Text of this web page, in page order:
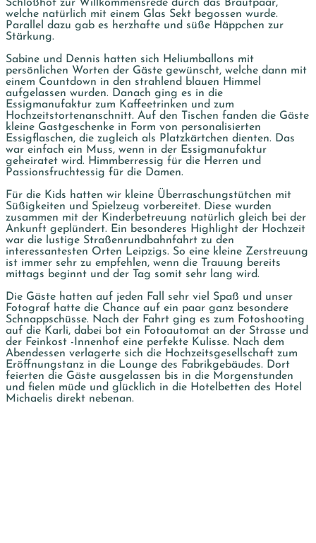
Schloßhof zur Willkommensrede durch das Brautpaar,
welche natürlich mit einem Glas Sekt begossen wurde.
Parallel dazu gab es herzhafte und süße Häppchen zur
Stärkung.
Sabine und Dennis hatten sich Heliumballons mit
persönlichen Worten der Gäste gewünscht, welche dann mit
einem Countdown in den strahlend blauen Himmel
aufgelassen wurden. Danach ging es in die
Essigmanufaktur zum Kaffeetrinken und zum
Hochzeitstortenanschnitt. Auf den Tischen fanden die Gäste
kleine Gastgeschenke in Form von personalisierten
Essigflaschen, die zugleich als Platzkärtchen dienten. Das
war einfach ein Muss, wenn in der Essigmanufaktur
geheiratet wird. Himmberressig für die Herren und
Passionsfruchtessig für die Damen.
Für die Kids hatten wir kleine Überraschungstütchen mit
Süßigkeiten und Spielzeug vorbereitet. Diese wurden
zusammen mit der Kinderbetreuung natürlich gleich bei der
Ankunft geplündert. Ein besonderes Highlight der Hochzeit
war die lustige Straßenrundbahnfahrt zu den
interessantesten Orten Leipzigs. So eine kleine Zerstreuung
ist immer sehr zu empfehlen, wenn die Trauung bereits
mittags beginnt und der Tag somit sehr lang wird.
Die Gäste hatten auf jeden Fall sehr viel Spaß und unser
Fotograf hatte die Chance auf ein paar ganz besondere
Schnappschüsse. Nach der Fahrt ging es zum Fotoshooting
auf die Karli, dabei bot ein Fotoautomat an der Strasse und
der Feinkost -Innenhof eine perfekte Kulisse. Nach dem
Abendessen verlagerte sich die Hochzeitsgesellschaft zum
Eröffnungstanz in die Lounge des Fabrikgebäudes. Dort
feierten die Gäste ausgelassen bis in die Morgenstunden
und fielen müde und glücklich in die Hotelbetten des Hotel
Michaelis direkt nebenan.